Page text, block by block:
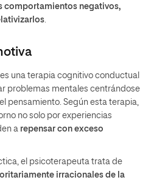
comportamientos negativos,
.
una terapia cognitivo conductual
problemas mentales centrándose
pensamiento. Según esta terapia,
no solo por experiencias
a repensar con exceso
el psicoterapeuta trata de
irracionales de la